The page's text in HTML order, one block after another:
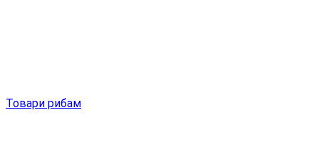
Товари рибам